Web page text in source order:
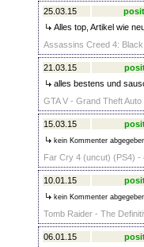
25.03.15
Alles top, Artikel wie
Assassins Creed 4:
21.03.15
alles bestens und
GTA V - Grand Theft
15.03.15
kein Kommenter
Far Cry 4 (uncut) (PS4) -
10.01.15
kein Kommenter
Tomb Raider - The
06.01.15